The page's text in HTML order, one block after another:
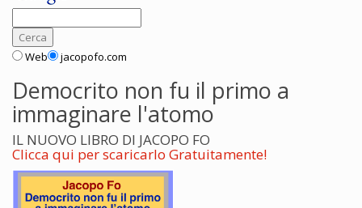
Web jacopofo.com
Democrito non fu il primo a
immaginare l'atomo
IL NUOVO LIBRO DI JACOPO FO
Clicca qui per scaricarlo Gratuitamente!